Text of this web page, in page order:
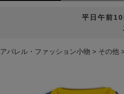
平日午前10
アパレル・ファッション小物 その他